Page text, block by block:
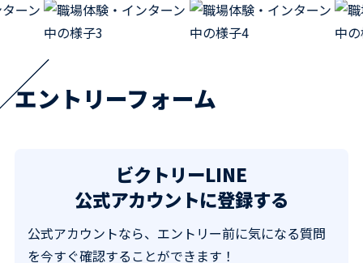
エントリーフォーム
ビクトリーLINE
公式アカウントに登録する
公式アカウントなら、エントリー前に気になる質問
を今すぐ確認することができます！